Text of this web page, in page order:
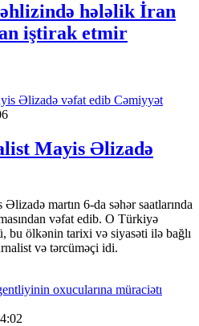
hələlik İran
iştirak etmir
Cəmiyyət
Mayis Əlizadə
martın 6-da səhər saatlarında
vəfat edib. O Türkiyə
bu ölkənin tarixi və siyasəti ilə bağlı
və tərcüməçi idi.